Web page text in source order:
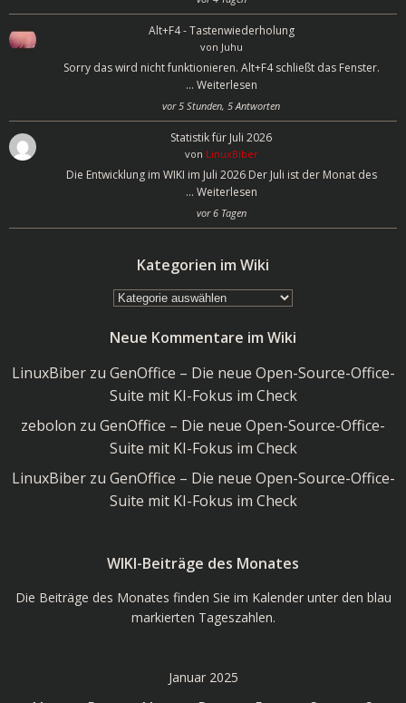
Alt+F4 - Tastenwiederholung
von Juhu
Sorry das wird nicht funktionieren. Alt+F4 schließt das Fenster.
… Weiterlesen
vor 5 Stunden, 5 Antworten
Statistik für Juli 2026
von LinuxBiber
Die Entwicklung im WIKI im Juli 2026 Der Juli ist der Monat des
… Weiterlesen
vor 6 Tagen
Kategorien im Wiki
Kategorien
Wiki
Neue Kommentare im Wiki
LinuxBiberzu GenOffice – Die neue Open-Source-Office-
Suite mit KI-Fokus im Check
zebolon zu GenOffice – Die neue Open-Source-Office-
Suite mit KI-Fokus im Check
LinuxBiberzu GenOffice – Die neue Open-Source-Office-
Suite mit KI-Fokus im Check
WIKI-Beiträge des Monates
Die Beiträge des Monates finden Sie im Kalender unter den blau
markierten Tageszahlen.
Januar 2025